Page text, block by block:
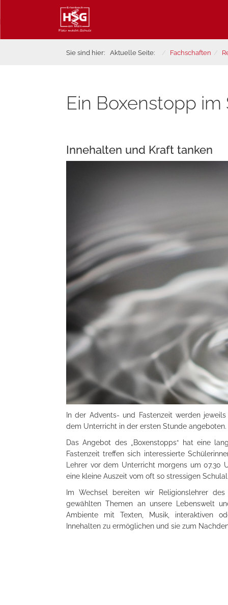
Sie sind hier: Aktuelle Seite: Fachschaften
Ein Boxenstopp
Innehalten und Kraft tanken
In der Advents- und Fastenzeit werden
dem Unterricht in der ersten Stunde angeboten.
Das Angebot des „Boxenstopps“ hat eine
Fastenzeit treffen sich interessierte
Lehrer vor dem Unterricht morgens um
eine kleine Auszeit vom oft so stressigen
Im Wechsel bereiten wir Religionslehrer
gewählten Themen an unsere Lebenswelt
Ambiente mit Texten, Musik, interaktiven
Innehalten zu ermöglichen und sie zum